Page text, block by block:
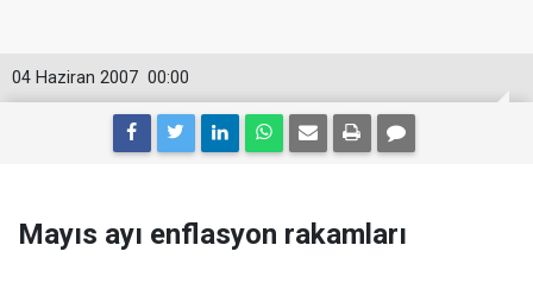
00:00
04 Haziran 2007
Mayıs ayı enflasyon rakamları